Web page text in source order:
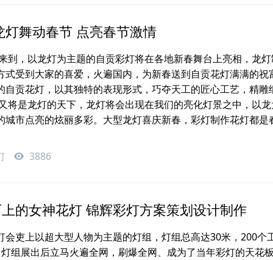
灯舞动春节 点亮春节激情
到，以龙灯为主题的自贡彩灯将在各地新春舞台上亮相，龙
式受到大家的喜爱，火遍国内，为新春送到自贡花灯满满的祝
自贡花灯，以其独特的表现形式，巧夺天工的匠心工艺，精雕
将是龙灯的天下，龙灯将会出现在我们的亮化灯景之中，以
城市点亮的炫丽多彩。大型龙灯喜庆新春，彩灯制作花灯都是
3886
的女神花灯 锦辉彩灯方案策划设计制作
会吏上以超大型人物为主题的灯组，灯组总高达30米，200个
组展出后立马火遍全网，刷爆全网、成为了当年彩灯的天花